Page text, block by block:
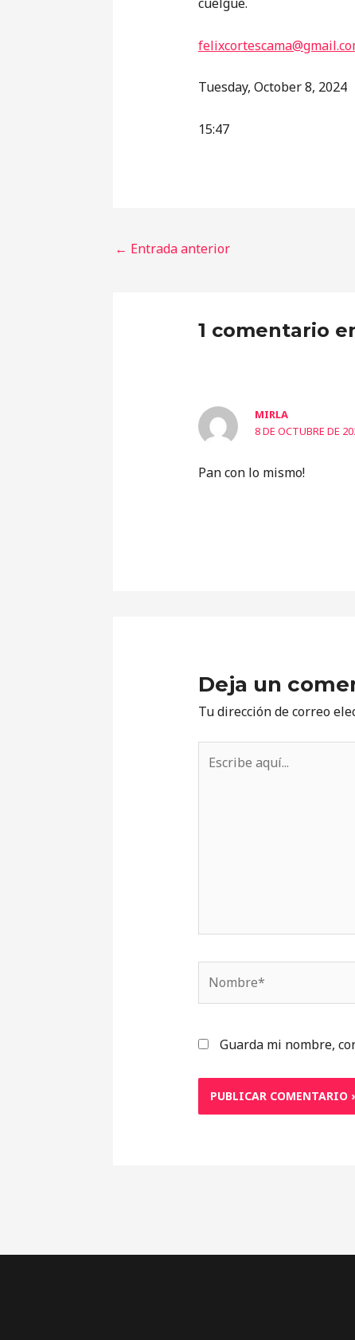
Tuesday, October 8, 2024
15:47
← Entrada anterior
1 comentario
MIRLA
8 DE OCTUBRE DE
Pan con lo mismo!
Deja un
Tu dirección de correo
aquí...
Guarda mi nombre,